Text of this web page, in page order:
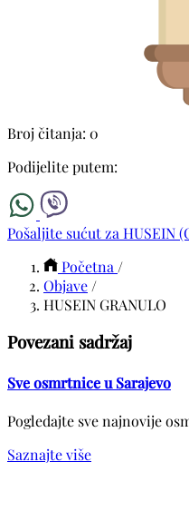
Broj čitanja: 0
Podijelite putem:
Pošaljite sućut za HUSEIN
Početna /
Objave /
HUSEIN GRANULO
Povezani sadržaj
Sve osmrtnice u Sarajevo
Pogledajte sve najnovije
Saznajte više